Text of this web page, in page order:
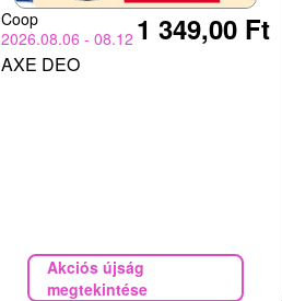
Coop
2026.08.06 - 08.12 1 349,00 Ft
AXE DEO
Akciós újság
megtekintése